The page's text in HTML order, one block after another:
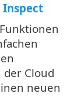
Inspect
Cloud
neuen